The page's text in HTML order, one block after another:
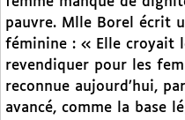
pauvre. Mlle Borel écrit
féminine : « Elle croyait
revendiquer pour les
reconnue aujourd’hui,
avancé, comme la base